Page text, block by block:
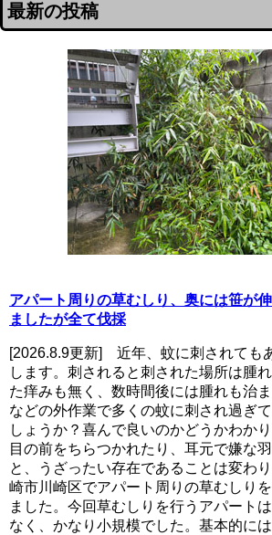
最新の投稿
アパート周りの草むしり、奥には笹が
ましたが全て伐採
[2026.8.9更新] 近年、蚊に刺されても
します。刺されると刺された場所は腫
た痒みも無く、数時間後には腫れも治
などの外作業で多くの蚊に刺され過ぎ
しょうか？喜んで良いのかどうかわか
目の前をちらつかれたり、耳元で嫌な
と、うざったい存在であることは変わ
崎市川崎区でアパート周りの草むしり
ました。今回草むしりを行うアパート
なく、かなり小規模でした。基本的に